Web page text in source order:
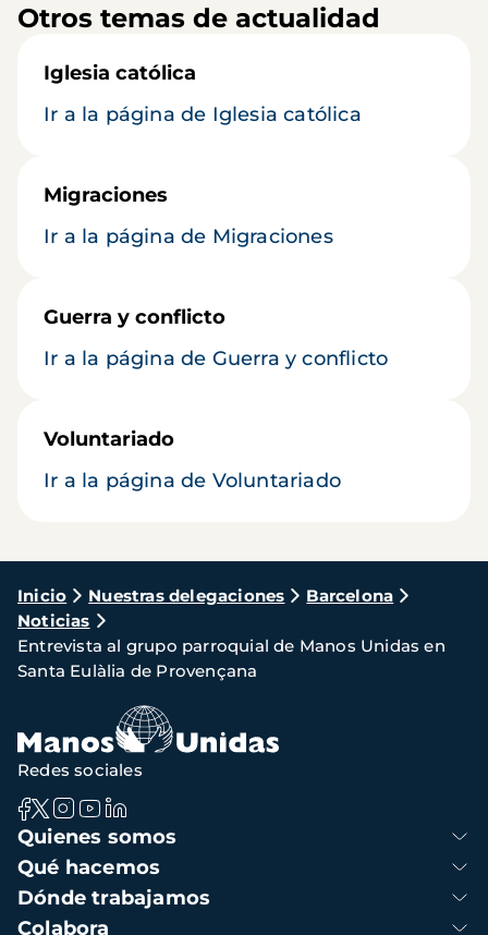
Otros temas de actualidad
Iglesia católica
Ir a la página de Iglesia católica
Migraciones
Ir a la página de Migraciones
Guerra y conflicto
Ir a la página de Guerra y conflicto
Voluntariado
Ir a la página de Voluntariado
Ruta
de
navegación
Inicio Nuestras delegaciones
Barcelona
Noticias
Entrevista al grupo parroquial de Manos Unidas en
Santa Eulàlia de Provençana
Navegación
principal
Quienes somos
Qué hacemos
Dónde trabajamos
Colabora
Redes sociales